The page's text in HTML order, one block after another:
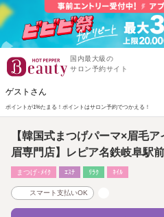
国内最大級の
サロン予約サイト
ゲストさん
ポイントが1%たまる！ ポイントはサロン予約でつかえる！
【韓国式まつげパーマ×眉毛
眉専門店】レピア名鉄岐阜駅
まつげ･ﾒｲｸ ｴｽﾃ ﾘﾗｸ ﾈｲﾙ
スマート支払いOK